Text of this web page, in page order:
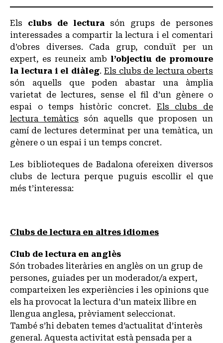
Els clubs de lectura són grups de persones
interessades a compartir la lectura i el comentari
d’obres diverses. Cada grup, conduït per un
expert, es reuneix amb l’objectiu de promoure
la lectura i el diàleg. Els clubs de lectura oberts
són aquells que poden abastar una àmplia
varietat de lectures, sense el fil d’un gènere o
espai o temps històric concret. Els clubs de
lectura temàtics són aquells que proposen un
camí de lectures determinat per una temàtica, un
gènere o un espai i un temps concret.
Les biblioteques de Badalona ofereixen diversos
clubs de lectura perque puguis escollir el que
més t’interessa:
Clubs de lectura en altres idiomes
Club de lectura en anglès
Són trobades literàries en anglès on un grup de
persones, guiades per un moderador/a expert,
comparteixen les experiències i les opinions que
els ha provocat la lectura d’un mateix llibre en
llengua anglesa, prèviament seleccionat.
També s’hi debaten temes d’actualitat d’interès
general. Aquesta activitat està pensada per a